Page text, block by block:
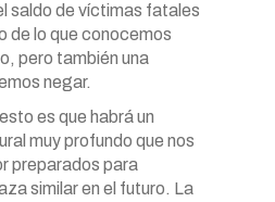
saldo de víctimas fatales
de lo que conocemos
pero también una
negar.
es que habrá un
muy profundo que nos
preparados para
similar en el futuro. La